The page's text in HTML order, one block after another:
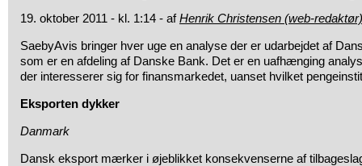
19. oktober 2011 - kl. 1:14 - afHenrik Christensen (web-redaktør)
SaebyAvis bringer hver uge en analyse der er udarbejdet af
som er en afdeling af Danske Bank. Det er en uafhænging
der interesserer sig for finansmarkedet, uanset hvilket
Eksporten dykker
Danmark
Dansk eksport mærker i øjeblikket konsekvenserne af